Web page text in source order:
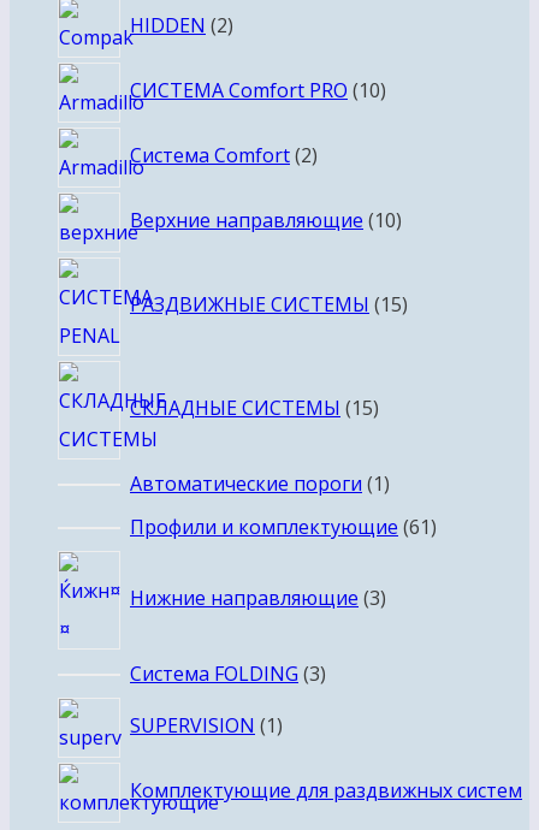
HIDDEN 22
СИСТЕМА Comfort PRO 1010
Система Comfort 22
Верхние направляющие 1010
РАЗДВИЖНЫЕ СИСТЕМЫ 15товаров
СКЛАДНЫЕ СИСТЕМЫ 15товаров
Автоматические пороги 11
товар
Профили и комплектующие 6161
Нижние направляющие 3товара
Система FOLDING 33
SUPERVISION 11
Комплектующие для раздвижных систем